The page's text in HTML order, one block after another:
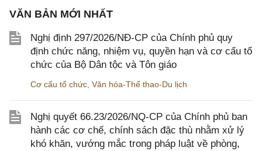
VĂN BẢN MỚI NHẤT
Nghị định 297/2026/NĐ-CP của Chính phủ quy
định chức năng, nhiệm vụ, quyền hạn và cơ cấu tổ
chức của Bộ Dân tộc và Tôn giáo
Cơ cấu tổ chức, Văn hóa-Thể thao-Du lịch
Nghị quyết 66.23/2026/NQ-CP của Chính phủ ban
hành các cơ chế, chính sách đặc thù nhằm xử lý
khó khăn, vướng mắc trong pháp luật về phòng,